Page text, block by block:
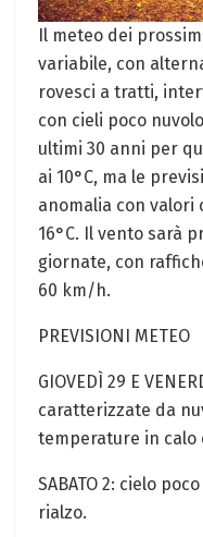
Il meteo dei
variabile, con
rovesci a tratti,
con cieli poco
ultimi 30 anni per
ai 10°C, ma le
anomalia‌ con valori
16°C. ⁤Il vento sarà
giornate, con
‍60⁤ km/h.
PREVISIONI ⁣METEO
GIOVEDÌ 29 E
caratterizzate da
temperature in ‌calo
SABATO 2: cielo
rialzo.